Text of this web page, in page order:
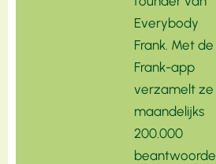
Everybody
Frank. Met de
Frank-app
verzamelt ze
maandelijks
200.000
beantwoorde